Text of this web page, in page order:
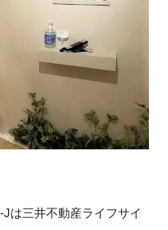
は三井不動産ライフサイ